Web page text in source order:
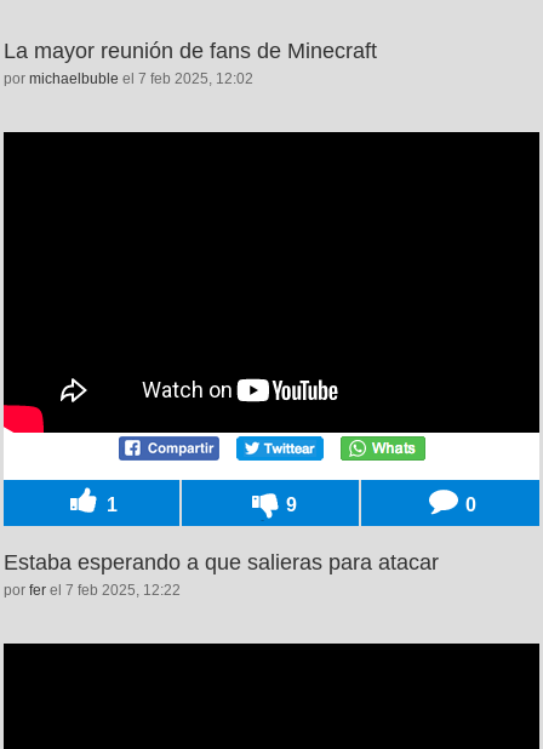
La mayor reunión de fans de Minecraft
por michaelbuble el 7 feb 2025, 12:02
1 9 0
Estaba esperando a que salieras para atacar
por fer el 7 feb 2025, 12:22